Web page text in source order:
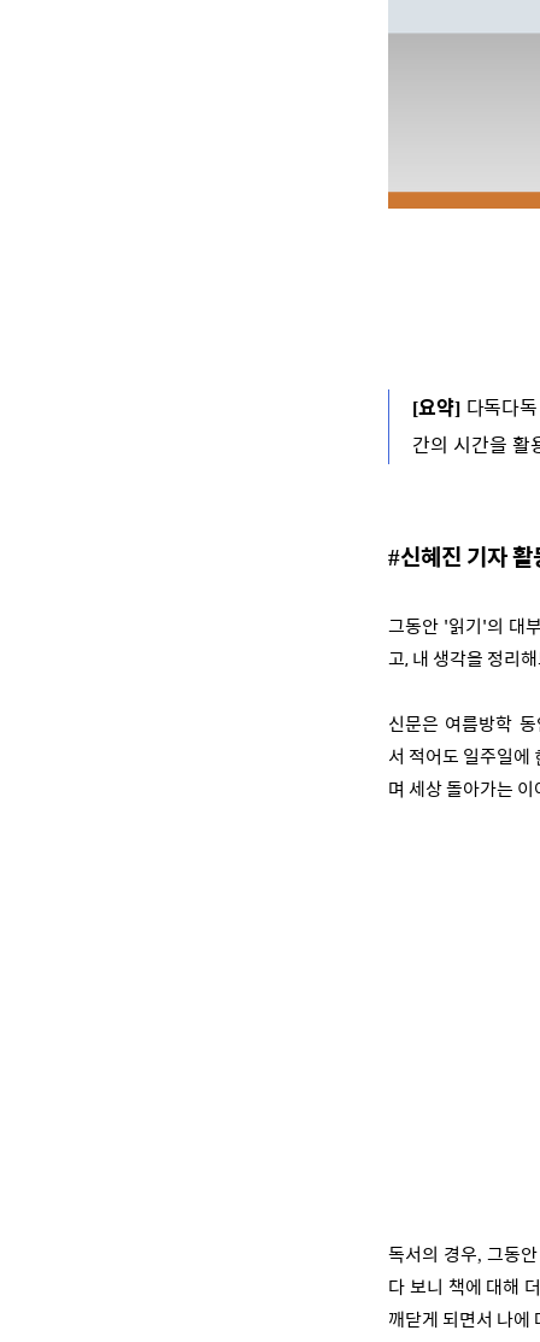
[요약] 다독다
간의 시간을 활
#신혜진 기자
그동안 '읽기'의 대
고, 내 생각을 정리
신문은 여름방학
서 적어도 일주일에
며 세상 돌아가는
독서의 경우,그동안
다 보니 책에 대해
깨닫게 되면서 나에